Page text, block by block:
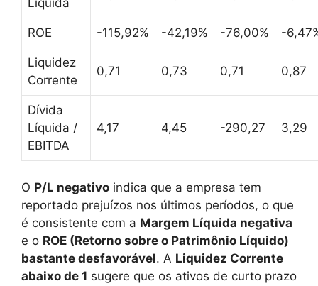
ROE -115,92% -42,19% -76,00% -
Liquidez
Corrente
0,71 0,73 0,71 0,87
Dívida
Líquida /
EBITDA
4,17 4,45 -290,27 3,29
O P/L negativo indica que a empresa tem
reportado prejuízos nos últimos períodos, o que
é consistente com a Margem Líquida negativa
e o ROE (Retorno sobre o Patrimônio Líquido)
bastante desfavorável. A Liquidez Corrente
abaixo de 1 sugere que os ativos de curto prazo